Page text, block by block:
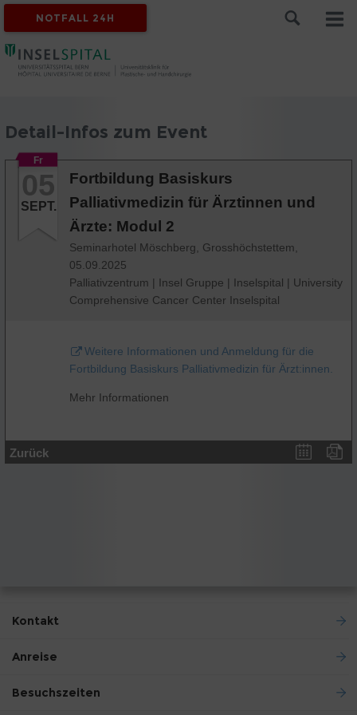
NOTFALL 24H
Detail-Infos zum Event
Fr
05
SEPT.
Fortbildung Basiskurs
Palliativmedizin für Ärztinnen und
Ärzte: Modul 2
Seminarhotel Möschberg, Grosshöchstettem,
05.09.2025
Palliativzentrum | Insel Gruppe | Inselspital | University
Comprehensive Cancer Center Inselspital
Weitere Informationen und Anmeldung für die
Fortbildung Basiskurs Palliativmedizin für Ärzt:innen.
Mehr Informationen
Zurück
Kontakt
Anreise
Besuchszeiten